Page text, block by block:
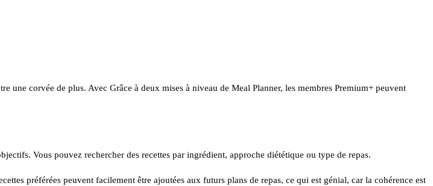
une corvée de plus. Avec Grâce à deux mises à niveau de Meal Planner, les membres Premium+ peuvent
Vous pouvez rechercher des recettes par ingrédient, approche diététique ou type de repas.
préférées peuvent facilement être ajoutées aux futurs plans de repas, ce qui est génial, car la cohérence est